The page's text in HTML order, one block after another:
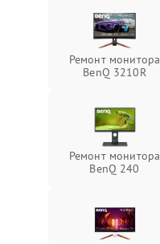
Ремонт монитора
BenQ 3210R
Ремонт монитора
BenQ 240